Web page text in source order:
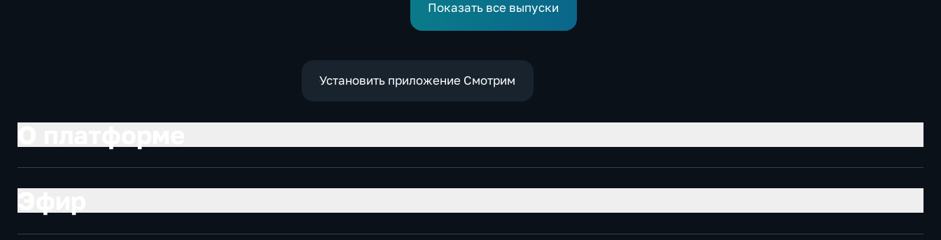
Показать все выпуски
Установить приложение Смотрим